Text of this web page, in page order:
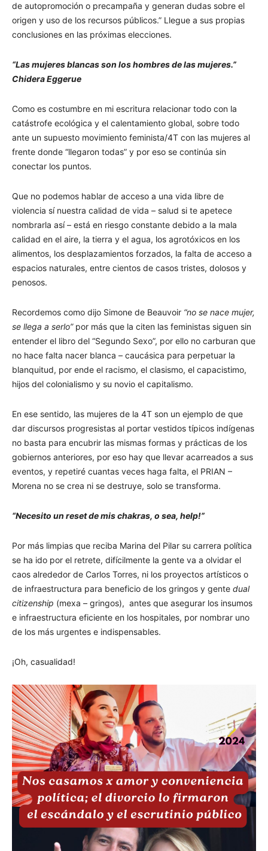
de autopromoción o precampaña y generan dudas sobre el
origen y uso de los recursos públicos.” Llegue a sus propias
conclusiones en las próximas elecciones.
“Las mujeres blancas son los hombres de las mujeres.”
Chidera Eggerue
Como es costumbre en mi escritura relacionar todo con la
catástrofe ecológica y el calentamiento global, sobre todo
ante un supuesto movimiento feminista/4T con las mujeres al
frente donde “llegaron todas” y por eso se continúa sin
conectar los puntos.
Que no podemos hablar de acceso a una vida libre de
violencia sí nuestra calidad de vida – salud si te apetece
nombrarla así – está en riesgo constante debido a la mala
calidad en el aire, la tierra y el agua, los agrotóxicos en los
alimentos, los desplazamientos forzados, la falta de acceso a
espacios naturales, entre cientos de casos tristes, dolosos y
penosos.
Recordemos como dijo Simone de Beauvoir “no se nace mujer,
se llega a serlo”por más que la citen las feministas siguen sin
entender el libro del “Segundo Sexo”, por ello no carburan que
no hace falta nacer blanca – caucásica para perpetuar la
blanquitud, por ende el racismo, el clasismo, el capacistimo,
hijos del colonialismo y su novio el capitalismo.
En ese sentido, las mujeres de la 4T son un ejemplo de que
dar discursos progresistas al portar vestidos típicos indígenas
no basta para encubrir las mismas formas y prácticas de los
gobiernos anteriores, por eso hay que llevar acarreados a sus
eventos, y repetiré cuantas veces haga falta, el PRIAN –
Morena no se crea ni se destruye, solo se transforma.
“Necesito un reset de mis chakras, o sea, help!”
Por más limpias que reciba Marina del Pilar su carrera política
se ha ido por el retrete, difícilmente la gente va a olvidar el
caos alrededor de Carlos Torres, ni los proyectos artísticos o
de infraestructura para beneficio de los gringos y gente dual
citizenship (mexa – gringos), antes que asegurar los insumos
e infraestructura eficiente en los hospitales, por nombrar uno
de los más urgentes e indispensables.
¡Oh, casualidad!